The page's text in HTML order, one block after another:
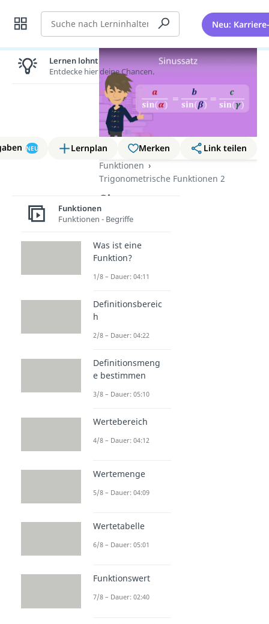
Suche Neu:
NEU Lernplan Merken
Link teilen
Funktionen
Trigonometrische Funktionen 2
Sinussatz
Lernen lohnt sich!
Entdecke hier deine Chancen.
Funktionen
Funktionen - Begriffe
Was ist eine
Funktion?
1/8 – Dauer: 04:11
Definitionsbereic
h
2/8 – Dauer: 04:22
Definitionsmeng
e bestimmen
3/8 – Dauer: 05:10
Wertebereich
4/8 – Dauer: 04:12
Wertemenge
5/8 – Dauer: 04:09
Wertetabelle
6/8 – Dauer: 05:01
Funktionswert
7/8 – Dauer: 02:40